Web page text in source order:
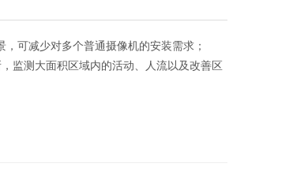
可减少对多个普通摄像机的安装需求；
监测大面积区域内的活动、人流以及改善区